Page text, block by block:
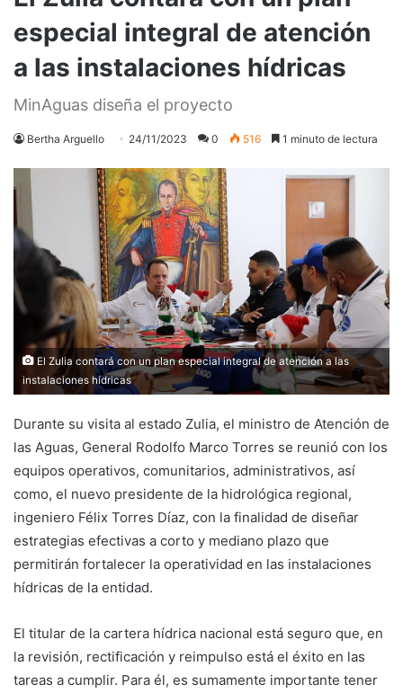
especial integral de atención
a las instalaciones hídricas
MinAguas diseña el proyecto
Bertha Arguello 24/11/2023 0 516 1 minuto de lectura
El Zulia contará con un plan especial integral de atención a las
instalaciones hídricas
Durante su visita al estado Zulia, el ministro de Atención de
las Aguas, General Rodolfo Marco Torres se reunió con los
equipos operativos, comunitarios, administrativos, así
como, el nuevo presidente de la hidrológica regional,
ingeniero Félix Torres Díaz, con la finalidad de diseñar
estrategias efectivas a corto y mediano plazo que
permitirán fortalecer la operatividad en las instalaciones
hídricas de la entidad.
El titular de la cartera hídrica nacional está seguro que, en
la revisión, rectificación y reimpulso está el éxito en las
tareas a cumplir. Para él, es sumamente importante tener